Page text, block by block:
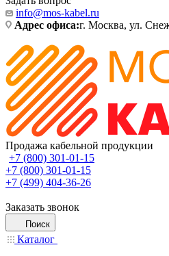
info@mos-kabel.ru
Адрес офиса:г. Москва, ул.
Продажа кабельной продукции
+7 (800) 301-01-15
+7 (800) 301-01-15
+7 (499) 404-36-26
Заказать звонок
Поиск
Каталог